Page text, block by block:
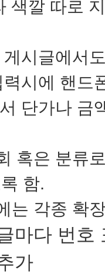
색깔 따로
시글에서
시에 핸드
단가나 금
혹은 분류
함.
는 각종 확
마다 번호
가